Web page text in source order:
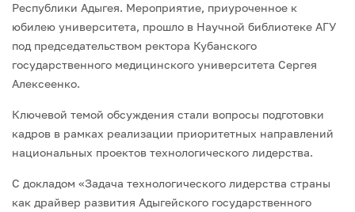
Республики Адыгея. Мероприятие, приуроченное к
юбилею университета, прошло в Научной библиотеке АГУ
под председательством ректора Кубанского
государственного медицинского университета Сергея
Алексеенко.
Ключевой темой обсуждения стали вопросы подготовки
кадров в рамках реализации приоритетных направлений
национальных проектов технологического лидерства.
С докладом «Задача технологического лидерства страны
как драйвер развития Адыгейского государственного